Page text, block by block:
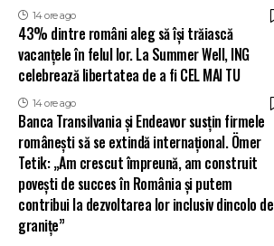
14 ore ago
43% dintre români aleg să își trăiască
vacanțele în felul lor. La Summer Well, ING
celebrează libertatea de a fi CEL MAI TU
14 ore ago
Banca Transilvania și Endeavor susțin firmele
românești să se extindă internațional. Ömer
Tetik: „Am crescut împreună, am construit
povești de succes în România și putem
contribui la dezvoltarea lor inclusiv dincolo de
granițe”